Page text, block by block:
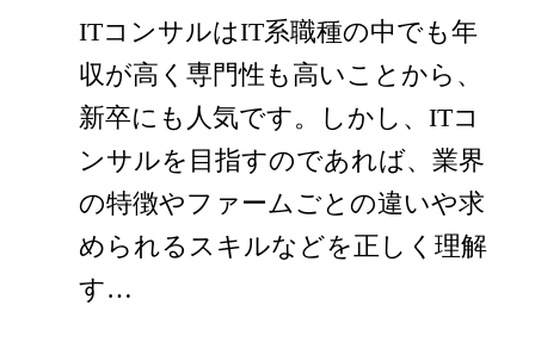
ITコンサルはIT系職種の中でも年
収が高く専門性も高いことから、
新卒にも人気です。しかし、ITコ
ンサルを目指すのであれば、業界
の特徴やファームごとの違いや求
められるスキルなどを正しく理解
す…